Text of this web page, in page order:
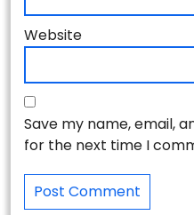
Website
Save my name, email,
for the next time I